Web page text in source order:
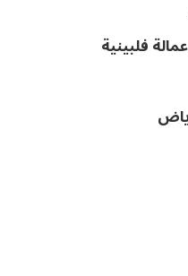
فلبينية